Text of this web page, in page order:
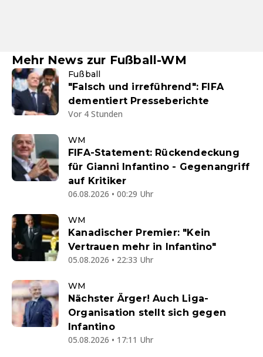
Mehr News zur Fußball-WM
Fußball
"Falsch und irreführend": FIFA
dementiert Presseberichte
Vor 4 Stunden
WM
FIFA-Statement: Rückendeckung
für Gianni Infantino - Gegenangriff
auf Kritiker
06.08.2026 • 00:29 Uhr
WM
Kanadischer Premier: "Kein
Vertrauen mehr in Infantino"
05.08.2026 • 22:33 Uhr
WM
Nächster Ärger! Auch Liga-
Organisation stellt sich gegen
Infantino
05.08.2026 • 17:11 Uhr